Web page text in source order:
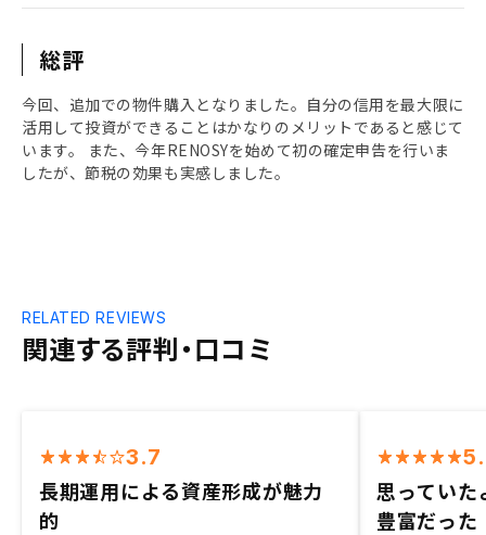
総評
今回、追加での物件購入となりました。自分の信用を最大限に
活用して投資ができることはかなりのメリットであると感じて
います。 また、今年RENOSYを始めて初の確定申告を行いま
したが、節税の効果も実感しました。
関連する評判・口コミ
RELATED REVIEWS
3.7
長期運用による資産形成が魅力
的
思っていた
豊富だった